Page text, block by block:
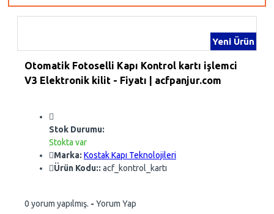
Yeni Ürün
Otomatik Fotoselli Kapı Kontrol kartı işlemci
V3 Elektronik kilit - Fiyatı | acfpanjur.com
Stok Durumu:
Stokta var
Marka: Kostak Kapı Teknolojileri
Ürün Kodu:: acf_kontrol_kartı
0 yorum yapılmış. - Yorum Yap